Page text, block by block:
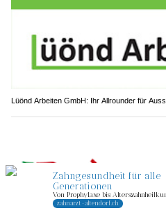
Lüönd Arbeiten GmbH: Ihr Allrounder für